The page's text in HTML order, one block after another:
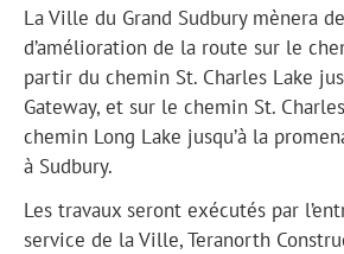
La Ville du Grand Sudbury mènera
d’amélioration de la route sur le
partir du chemin St. Charles Lake
Gateway, et sur le chemin St.
chemin Long Lake jusqu’à la
à Sudbury.
Les travaux seront exécutés par
service de la Ville, Teranorth